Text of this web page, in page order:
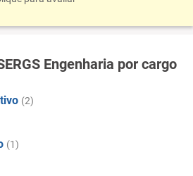
Engenharia por cargo
(2)
(1)